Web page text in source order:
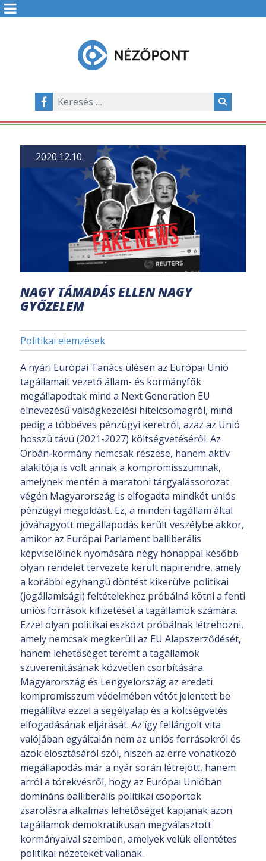
NAGY TÁMADÁS ELLEN NAGY
GYŐZELEM
Politikai elemzések
2020.12.10.
A nyári Európai Tanács ülésen az Európai Unió
tagállamait vezető állam- és kormányfők
megállapodtak mind a Next Generation EU
elnevezésű válságkezelési hitelcsomagról, mind
pedig a többéves pénzügyi keretről, azaz az Unió
hosszú távú (2021-2027) költségvetéséről. Az
Orbán-kormány nemcsak részese, hanem aktív
alakítója is volt annak a kompromisszumnak,
amelynek mentén a maratoni tárgyalássorozat
végén Magyarország is elfogadta mindkét uniós
pénzügyi megoldást. Ez, a minden tagállam által
jóváhagyott megállapodás került veszélybe akkor,
amikor az Európai Parlament balliberális
képviselőinek nyomására négy hónappal később
olyan rendelet tervezete került napirendre, amely
a korábbi egyhangú döntést kikerülve politikai
(jogállamisági) feltételekhez próbálná kötni a fenti
uniós források kifizetését a tagállamok számára.
Ezzel olyan politikai eszközt próbálnak létrehozni,
amely nemcsak megkerüli az EU Alapszerződését,
hanem lehetőséget teremt a tagállamok
szuverenitásának közvetlen csorbítására.
Magyarország és Lengyelország az eredeti
kompromisszum védelmében vétót jelentett be
megállítva ezzel a segélyalap és a költségvetés
elfogadásának eljárását. Az így fellángolt vita
valójában egyáltalán nem az uniós forrásokról és
azok elosztásáról szól, hiszen az erre vonatkozó
megállapodás már a nyár során létrejött, hanem
arról a törekvésről, hogy az Európai Unióban
domináns balliberális politikai csoportok
zsarolásra alkalmas lehetőséget kapjanak azon
tagállamok demokratikusan megválasztott
kormányaival szemben, amelyek velük ellentétes
politikai nézeteket vallanak.